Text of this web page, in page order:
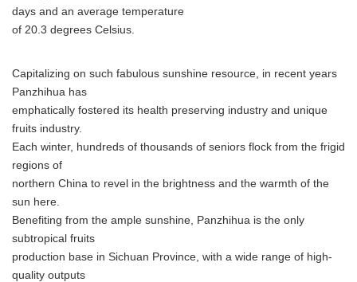
days and an average temperature
of 20.3 degrees Celsius.
Capitalizing on such fabulous sunshine resource, in recent years
Panzhihua has
emphatically fostered its health preserving industry and unique
fruits industry.
Each winter, hundreds of thousands of seniors flock from the frigid
regions of
northern China to revel in the brightness and the warmth of the
sun here.
Benefiting from the ample sunshine, Panzhihua is the only
subtropical fruits
production base in Sichuan Province, with a wide range of high-
quality outputs